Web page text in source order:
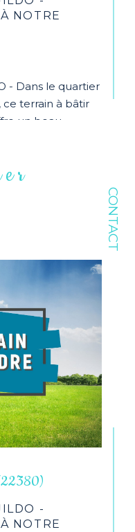
CONTACT
NOTRE
- Dans le quartier
terrain à bâtir
un beau
-
NOTRE